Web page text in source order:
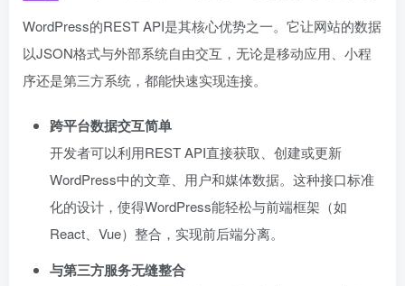
WordPress的REST API是其核心优势之一。它让网站的数据
以JSON格式与外部系统自由交互，无论是移动应用、小程
序还是第三方系统，都能快速实现连接。
跨平台数据交互简单
开发者可以利用REST API直接获取、创建或更新
WordPress中的文章、用户和媒体数据。这种接口标准
化的设计，使得WordPress能轻松与前端框架（如
React、Vue）整合，实现前后端分离。
与第三方服务无缝整合